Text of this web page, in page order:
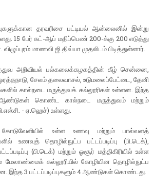
தரவரிசை பட்டியல் ஆன்லைனில் இன்று
15 பேர் கட்-ஆப் மதிப்பெண் 200-க்கு 200 எடுத்து
மாணவி ஜி.திவ்யா முதலிடம் பிடித்துள்ளார்.
அறிவியல் பல்கலைக்கழகத்தின் கீழ் சென்னை,
சேலம் தலைவாசல், உடுமலைப்பேட்டை, தேனி
கால்நடை மருத்துவக் கல்லூரிகள் உள்ளன. இந்த
ஆண்டுகள் கொண்ட கால்நடை மருத்துவம் மற்றும்
- ஏ.ஹெச்) உள்ளது.
கோடுவேளியில் உள்ள உணவு மற்றும் பால்வளத்
உணவுத் தொழில்நுட்ப பட்டப்படிப்பு (பி.டெக்),
(பி.டெக்) மற்றும் ஓசூர் மத்திகிரியில் உள்ள
மேலாண்மைக் கல்லூரியில் கோழியின தொழில்நுட்ப
இந்த 3 பட்டப்படிப்புகளும் 4 ஆண்டுகள் கொண்டது.